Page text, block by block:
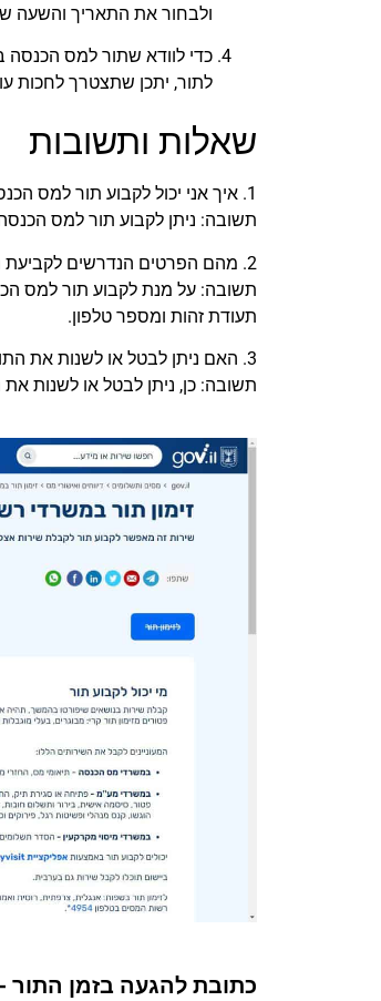
ולבחור את התאריך והשעה
כדי לוודא שתור למס הכנסה
לתור, יתכן שתצטרך לחכות
שאלות ותשובות
1. איך אני יכול לקבוע תור למס הכנסה בסניף אילת?
תשובה: ניתן לקבוע תור למס
2. מהם הפרטים הנדרשים לקביעת תור למס הכנסה בסניף אילת?
תשובה: על מנת לקבוע תור למס
תעודת זהות ומספר טלפון.
3. האם ניתן לבטל או לשנות את התור למס הכנסה בסניף אילת?
תשובה: כן, ניתן לבטל או לשנות
כתובת להגעה בזמן התור